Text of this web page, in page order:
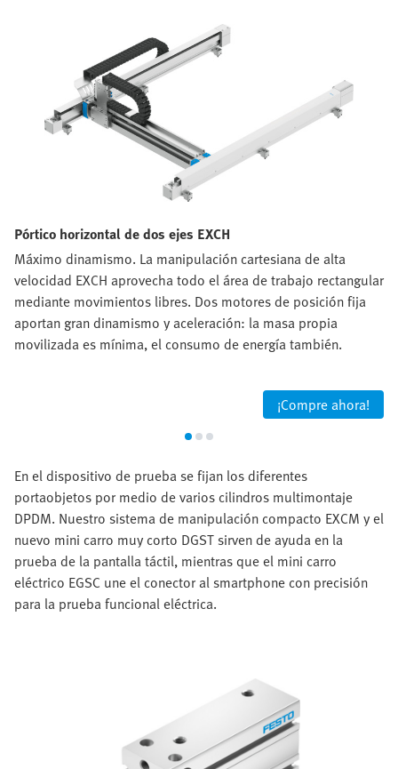
Pórtico horizontal de dos ejes EXCH
Máximo dinamismo. La manipulación cartesiana de alta
velocidad EXCH aprovecha todo el área de trabajo rectangular
mediante movimientos libres. Dos motores de posición fija
aportan gran dinamismo y aceleración: la masa propia
movilizada es mínima, el consumo de energía también.
¡Compre ahora!
En el dispositivo de prueba se fijan los diferentes
portaobjetos por medio de varios cilindros multimontaje
DPDM. Nuestro sistema de manipulación compacto EXCM y el
nuevo mini carro muy corto DGST sirven de ayuda en la
prueba de la pantalla táctil, mientras que el mini carro
eléctrico EGSC une el conector al smartphone con precisión
para la prueba funcional eléctrica.